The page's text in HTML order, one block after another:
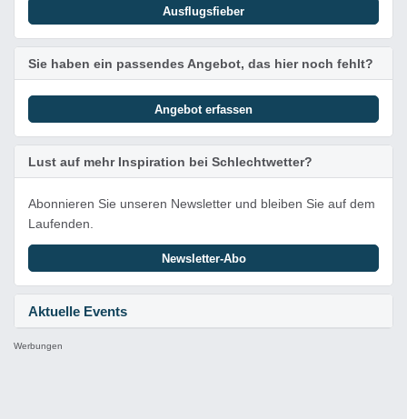
Aktuelle Events
Ausflugsfieber
Sie haben ein passendes Angebot, das hier noch fehlt?
Angebot erfassen
Lust auf mehr Inspiration bei Schlechtwetter?
Abonnieren Sie unseren Newsletter und bleiben Sie auf dem
Laufenden.
Newsletter-Abo
Werbungen